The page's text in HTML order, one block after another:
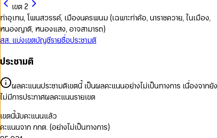
เขต 2
ท่าอุเทน, โพนสวรรค์, เมืองนครพนม (เฉพาะท่าค้อ, นาราชควาย, ในเมือง,
หนองญาติ, หนองแสง, อาจสามารถ)
สส. แบ่งเขตบัญชีรายชื่อประชามติ
ประชามติ
ผลคะแนนประชามติเขตนี้ เป็นผลคะแนนอย่างไม่เป็นทางการ เนื่องจากยัง
ไม่มีการประกาศผลคะแนนรายเขต
เขตนี้นับคะแนนแล้ว
คะแนนจาก กกต. (อย่างไม่เป็นทางการ)
0
1
2
3
4
5
6
7
0
1
2
3
4
0
1
20